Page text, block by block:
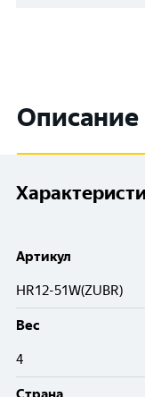
Описание
Артикул
HR12-51W(ZUBR)
Вес
4